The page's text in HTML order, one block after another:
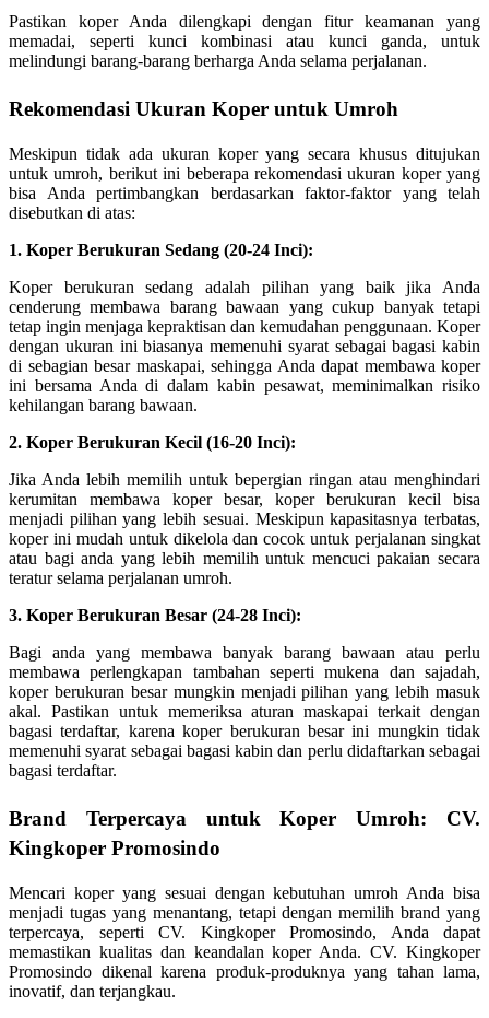
Pastikan koper Anda dilengkapi dengan fitur keamanan yang
memadai, seperti kunci kombinasi atau kunci ganda, untuk
melindungi barang-barang berharga Anda selama perjalanan.
Rekomendasi Ukuran Koper untuk Umroh
Meskipun tidak ada ukuran koper yang secara khusus ditujukan
untuk umroh, berikut ini beberapa rekomendasi ukuran koper yang
bisa Anda pertimbangkan berdasarkan faktor-faktor yang telah
disebutkan di atas:
1. Koper Berukuran Sedang (20-24 Inci):
Koper berukuran sedang adalah pilihan yang baik jika Anda
cenderung membawa barang bawaan yang cukup banyak tetapi
tetap ingin menjaga kepraktisan dan kemudahan penggunaan. Koper
dengan ukuran ini biasanya memenuhi syarat sebagai bagasi kabin
di sebagian besar maskapai, sehingga Anda dapat membawa koper
ini bersama Anda di dalam kabin pesawat, meminimalkan risiko
kehilangan barang bawaan.
2. Koper Berukuran Kecil (16-20 Inci):
Jika Anda lebih memilih untuk bepergian ringan atau menghindari
kerumitan membawa koper besar, koper berukuran kecil bisa
menjadi pilihan yang lebih sesuai. Meskipun kapasitasnya terbatas,
koper ini mudah untuk dikelola dan cocok untuk perjalanan singkat
atau bagi anda yang lebih memilih untuk mencuci pakaian secara
teratur selama perjalanan umroh.
3. Koper Berukuran Besar (24-28 Inci):
Bagi anda yang membawa banyak barang bawaan atau perlu
membawa perlengkapan tambahan seperti mukena dan sajadah,
koper berukuran besar mungkin menjadi pilihan yang lebih masuk
akal. Pastikan untuk memeriksa aturan maskapai terkait dengan
bagasi terdaftar, karena koper berukuran besar ini mungkin tidak
memenuhi syarat sebagai bagasi kabin dan perlu didaftarkan sebagai
bagasi terdaftar.
Brand Terpercaya untuk Koper Umroh: CV.
Kingkoper Promosindo
Mencari koper yang sesuai dengan kebutuhan umroh Anda bisa
menjadi tugas yang menantang, tetapi dengan memilih brand yang
terpercaya, seperti CV. Kingkoper Promosindo, Anda dapat
memastikan kualitas dan keandalan koper Anda. CV. Kingkoper
Promosindo dikenal karena produk-produknya yang tahan lama,
inovatif, dan terjangkau.